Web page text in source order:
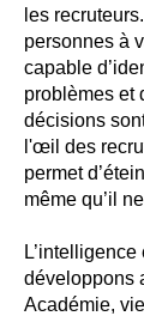
les
personnes à
capable
problèmes et
décisions
l'œil des
permet
même qu’il
développons
Académie,